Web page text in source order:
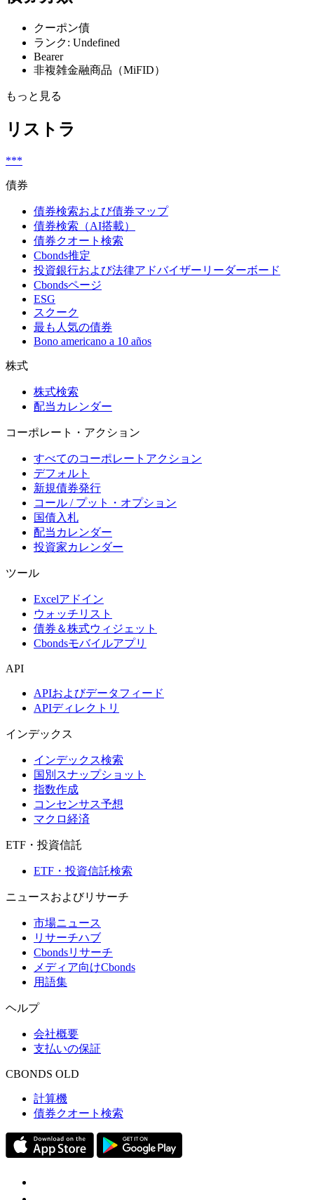
クーポン債
ランク: Undefined
Bearer
非複雑金融商品（MiFID）
もっと見る
リストラ
***
債券
債券検索および債券マップ
債券検索（AI搭載）
債券クオート検索
Cbonds推定
投資銀行および法律アドバイザーリーダーボード
Cbondsページ
ESG
スクーク
最も人気の債券
Bono americano a 10 años
株式
株式検索
配当カレンダー
コーポレート・アクション
すべてのコーポレートアクション
デフォルト
新規債券発行
コール / プット・オプション
国債入札
配当カレンダー
投資家カレンダー
ツール
Excelアドイン
ウォッチリスト
債券＆株式ウィジェット
Cbondsモバイルアプリ
API
APIおよびデータフィード
APIディレクトリ
インデックス
インデックス検索
国別スナップショット
指数作成
コンセンサス予想
マクロ経済
ETF・投資信託
ETF・投資信託検索
ニュースおよびリサーチ
市場ニュース
リサーチハブ
Cbondsリサーチ
メディア向けCbonds
用語集
ヘルプ
会社概要
支払いの保証
CBONDS OLD
計算機
債券クオート検索